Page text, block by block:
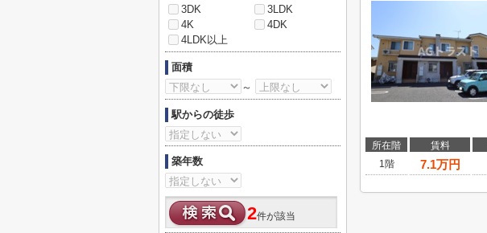
所在階 賃料
1階
7.1万円
3DK
3LDK
4K
4DK
4LDK以上
面積
～
駅からの徒歩
築年数
2件が該当